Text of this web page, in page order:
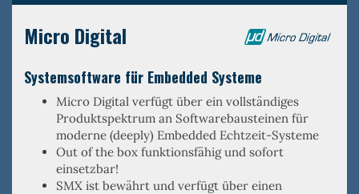
Micro Digital
Systemsoftware für Embedded Systeme
Micro Digital verfügt über ein vollständiges
Produktspektrum an Softwarebausteinen für
moderne (deeply) Embedded Echtzeit-Systeme
Out of the box funktionsfähig und sofort
einsetzbar!
SMX ist bewährt und verfügt über einen